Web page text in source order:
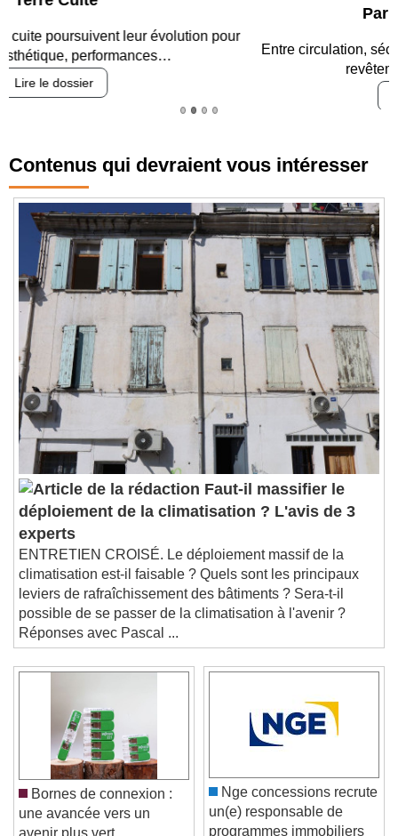
Entre circulation, sécurisation des accès, durabilité des
Contenus qui devraient vous intéresser
Faut-il massifier le
déploiement de la climatisation ? L'avis de 3
experts
ENTRETIEN CROISÉ. Le déploiement massif de la
climatisation est-il faisable ? Quels sont les principaux
leviers de rafraîchissement des bâtiments ? Sera-t-il
possible de se passer de la climatisation à l'avenir ?
Réponses avec Pascal ...
Bornes de connexion :
une avancée vers un
Nge concessions recrute
un(e) responsable de